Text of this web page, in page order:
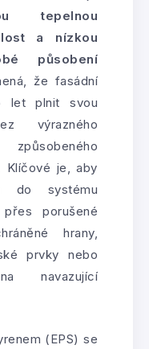
tepelnou
a nízkou
působení
že fasádní
let plnit svou
výrazného
Klíčové je, aby
do systému
přes porušené
hrany,
prvky nebo
navazující
(EPS) se